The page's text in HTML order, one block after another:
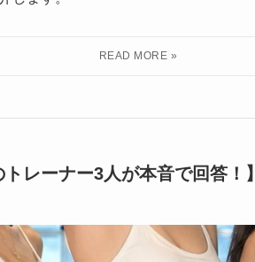
トレーナー3人が本音で回答